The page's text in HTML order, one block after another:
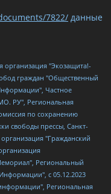
7822/ данные
Кочетков Игорь Викторович, Общество с ограниченной ответственностью "Честные выборы", Еланчик Олег Александрович, Общество с ограниченной ответственностью "Нобелевский призыв", Гималова Регина Эмилевна, Григорьев Андрей Валерьевич, Григорьева Алина Александровна, Ассоциация по содействию защите прав призывников, альтернативнослужащих и военнослужащих "Правозащитная группа "Гражданин.Армия.Право", Хисамова Регина Фаритовна, Автономная некоммерческая организация по реализации социально-правовых программ "Лилит", Дальневосточное общественное движение "Маяк", Санкт-Петербургская ЛГБТ-инициативная группа "Выход", Инициативная группа ЛГБТ+ "Реверс", Алексеев Андрей Викторович, Бекбулатова Таисия Львовна, Беляев Иван Михайлович, Владыкина Елена Сергеевна, Гельман Марат Александрович, Никульшина Вероника Юрьевна, Толоконникова Надежда Андреевна, Шендерович Виктор Анатольевич, Общество с ограниченной ответственностью "Данное сообщение", Общество с ограниченной ответственностью Издательский дом "Новая глава", Айнбиндер Александра Александровна, Московский комьюнити-центр для ЛГБТ+инициатив, Благотворительный фонд развития филантропии, Deutsche Welle (Германия, Kurt-Schumacher-Strasse 3, 53113 Bonn), Борзунова Мария Михайловна, Воробьев Виктор Викторович, Голубева Анна Львовна, Константинова Алла Михайловна, Малкова Ирина Владимировна, Мурадов Мурад Абдулгалимович, Осетинская Елизавета Николаевна, Понасенков Евгений Николаевич, Ганапольский Матвей Юрьевич, Киселев Евгений Алексеевич, Борухович Ирина Григорьевна, Дремин Иван Тимофеевич, Дубровский Дмитрий Викторович, Красноярская региональная общественная организация поддержки и развития альтернативных образовательных технологий и межкультурных коммуникаций "ИНТЕРРА", Маяковская Екатерина Алексеевна, Фейгин Марк Захарович, Филимонов Андрей Викторович, Дзугкоева Регина Николаевна, Доброхотов Роман Александрович, Дудь Юрий Александрович, Елкин Сергей Владимирович, Кругликов Кирилл Игоревич, Сабунаева Мария Леонидовна, Семенов Алексей Владимирович, Шаинян Карен Багратович, Шульман Екатерина Михайловна, Асафьев Артур Валерьевич, Вахштайн Виктор Семенович, Венедиктов Алексей Алексеевич, Лушникова Екатерина Евгеньевна, Волков Леонид Михайлович, Невзоров Александр Глебович, Пархоменко Сергей Борисович, Сироткин Ярослав Николаевич, Кара-Мурза Владимир Владимирович, Баранова Наталья Владимировна, Гозман Леонид Яковлевич, Кагарлицкий Борис Юльевич, Климарев Михаил Валерьевич, Милов Владимир Станиславович, Автономная некоммерческая организация Краснодарский центр современного искусства "Типография", Моргенштерн Алишер Тагирович, Соболь Любовь Эдуардовна, Общество с ограниченной ответственностью "ЛИЗА НОРМ", Каспаров Гарри Кимович, Ходорковский Михаил Борисович, Общество с ограниченной ответственностью "Апрельские тезисы", Данилович Ирина Брониславовна, Кашин Олег Владимирович, Петров Николай Владимирович, Пивоваров Алексей Владимирович, Соколов Михаил Владимирович, Цветкова Юлия Владимировна, Чичваркин Евгений Александрович, Комитет против пыток/Команда против пыток, Общество с ограниченной ответственностью "Первый научный", Общество с ограниченной ответственностью "Вертолет и ко", Белоцерковская Вероника Борисовна, Кац Максим Евгеньевич, Лазарева Татьяна Юрьевна, Шаведдинов Руслан Табризович, Яшин Илья Валерьевич, Общество с ограниченной ответственностью "Иноагент ААВ", Алешковский Дмитрий Петрович, Альбац Евгения Марковна, Быков Дмитрий Львович, Галямина Юлия Евгеньевна, Лойко Сергей Леонидович, Мартынов Кирилл Константинович, Медведев Сергей Александрович, Крашенинников Федор Геннадиевич, Гордеева Катерина Вл